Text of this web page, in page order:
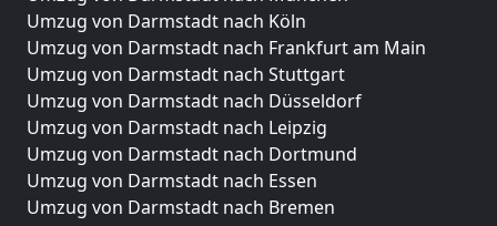
Umzug von Darmstadt nach Köln
Umzug von Darmstadt nach Frankfurt am Main
Umzug von Darmstadt nach Stuttgart
Umzug von Darmstadt nach Düsseldorf
Umzug von Darmstadt nach Leipzig
Umzug von Darmstadt nach Dortmund
Umzug von Darmstadt nach Essen
Umzug von Darmstadt nach Bremen